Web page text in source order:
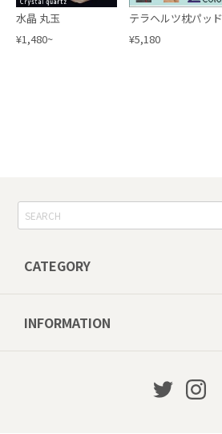
水晶 丸玉
¥1,480~
テラヘルツ枕パッド
¥5,180
CATEGORY
INFORMATION